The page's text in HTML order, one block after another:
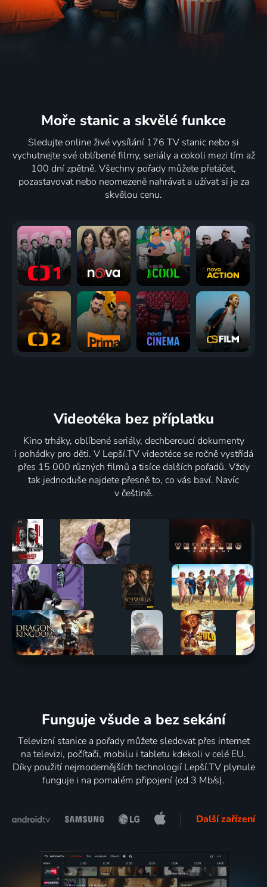
Moře stanic a skvělé funkce
Sledujte online živé vysílání 176 TV stanic nebo si
vychutnejte své oblíbené filmy, seriály a cokoli mezi tím až
100 dní zpětně. Všechny pořady můžete přetáčet,
pozastavovat nebo neomezeně nahrávat a užívat si je za
skvělou cenu.
Videotéka bez příplatku
Kino trháky, oblíbené seriály, dechberoucí dokumenty
i pohádky pro děti. V Lepší.TV videotéce se ročně vystřídá
přes 15 000 různých filmů a tisíce dalších pořadů. Vždy
tak jednoduše najdete přesně to, co vás baví. Navíc
v češtině.
Funguje všude a bez sekání
Televizní stanice a pořady můžete sledovat přes internet
na televizi, počítači, mobilu i tabletu kdekoli v celé EU.
Díky použití nejmodernějších technologií Lepší.TV plynule
funguje i na pomalém připojení (od 3 Mb/s).
Další zařízení